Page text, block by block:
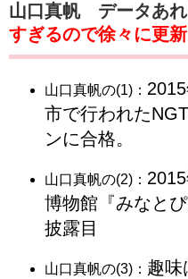
山口真帆 データあ
すぎるので徐々に更
山口真帆の(1)：
市で行われた
ンに合格。
山口真帆の(2)：
博物館『みなと
披露目
山口真帆の(3)： 趣味